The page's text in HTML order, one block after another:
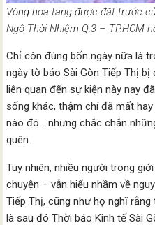
Vòng hoa tang được đặt trước
Ngô Thời Nhiệm Q.3 – TP.HCM
Chỉ còn đúng bốn ngày nữa là
ngày tờ báo Sài Gòn Tiếp Thị
liên quan đến sự kiện này nay
sống khác, thậm chí đã mất
nào đó… nhưng chắc chắn
quên.
Tuy nhiên, nhiều người trong
chuyện – vẫn hiểu nhầm về
Tiếp Thị, cũng như họ nghĩ
là sau đó Thời báo Kinh tế Sài